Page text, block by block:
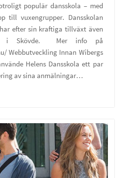
populär dansskola – med
till vuxengrupper. Dansskolan
efter sin kraftiga tillväxt även
i Skövde. Mer info på
Webbutveckling Innan Wibergs
Helens Dansskola ett par
av sina anmälningar…